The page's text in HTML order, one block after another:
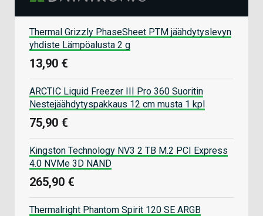
Thermal Grizzly PhaseSheet PTM jäähdytyslevyn
yhdiste Lämpöalusta 2 g
13,90 €
ARCTIC Liquid Freezer III Pro 360 Suoritin
Nestejäähdytyspakkaus 12 cm musta 1 kpl
75,90 €
Kingston Technology NV3 2 TB M.2 PCI Express
4.0 NVMe 3D NAND
265,90 €
Thermalright Phantom Spirit 120 SE ARGB